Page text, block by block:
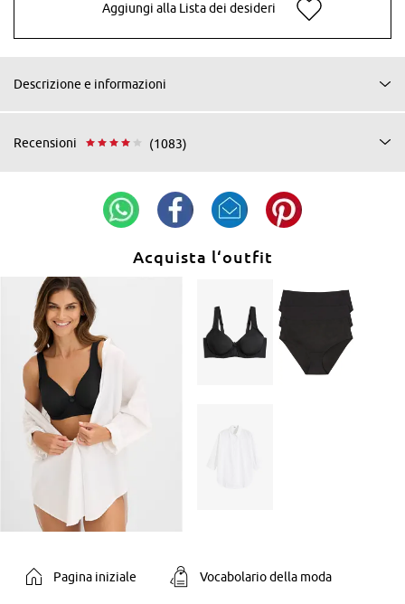
Aggiungi alla Lista dei desideri
Descrizione e informazioni
Recensioni (1083)
Acquista l‘outfit
Pagina iniziale Vocabolario della moda